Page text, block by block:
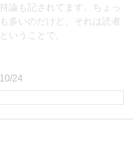
論も記されてます。ちょっ
多いのだけど、それは読者
いうことで。
24